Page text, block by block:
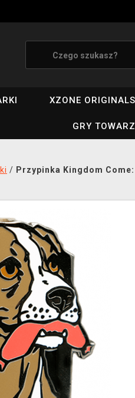
XZONE ORIGINALS
GRY
/ Przypinka Kingdom